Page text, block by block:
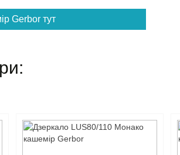
Gerbor тут